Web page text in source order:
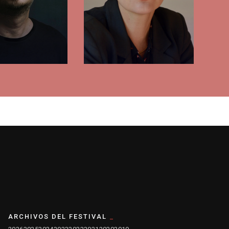
ARCHIVOS DEL FESTIVAL